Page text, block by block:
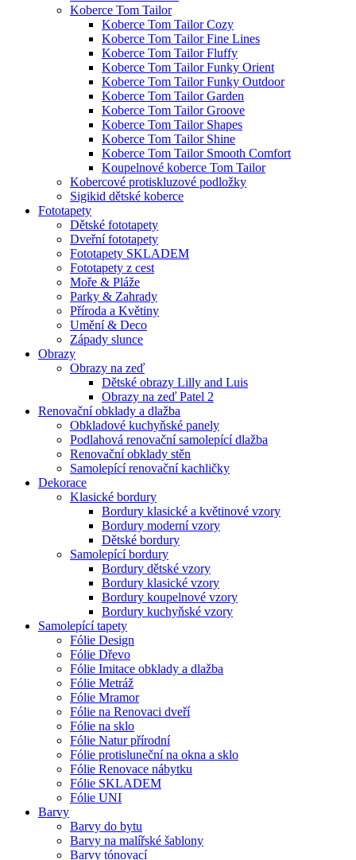
Koberce Tom Tailor
Koberce Tom Tailor Cozy
Koberce Tom Tailor Fine Lines
Koberce Tom Tailor Fluffy
Koberce Tom Tailor Funky Orient
Koberce Tom Tailor Funky Outdoor
Koberce Tom Tailor Garden
Koberce Tom Tailor Groove
Koberce Tom Tailor Shapes
Koberce Tom Tailor Shine
Koberce Tom Tailor Smooth Comfort
Koupelnové koberce Tom Tailor
Kobercové protiskluzové podložky
Sigikid dětské koberce
Fototapety
Dětské fototapety
Dveřní fototapety
Fototapety SKLADEM
Fototapety z cest
Moře & Pláže
Parky & Zahrady
Příroda a Květiny
Umění & Deco
Západy slunce
Obrazy
Obrazy na zeď
Dětské obrazy Lilly and Luis
Obrazy na zeď Patel 2
Renovační obklady a dlažba
Obkladové kuchyňské panely
Podlahová renovační samolepící dlažba
Renovační obklady stěn
Samolepící renovační kachličky
Dekorace
Klasické bordury
Bordury klasické a květinové vzory
Bordury moderní vzory
Dětské bordury
Samolepící bordury
Bordury dětské vzory
Bordury klasické vzory
Bordury koupelnové vzory
Bordury kuchyňské vzory
Samolepící tapety
Fólie Design
Fólie Dřevo
Fólie Imitace obklady a dlažba
Fólie Metráž
Fólie Mramor
Fólie na Renovaci dveří
Fólie na sklo
Fólie Natur přírodní
Fólie protisluneční na okna a sklo
Fólie Renovace nábytku
Fólie SKLADEM
Fólie UNI
Barvy
Barvy do bytu
Barvy na malířské šablony
Barvy tónovací